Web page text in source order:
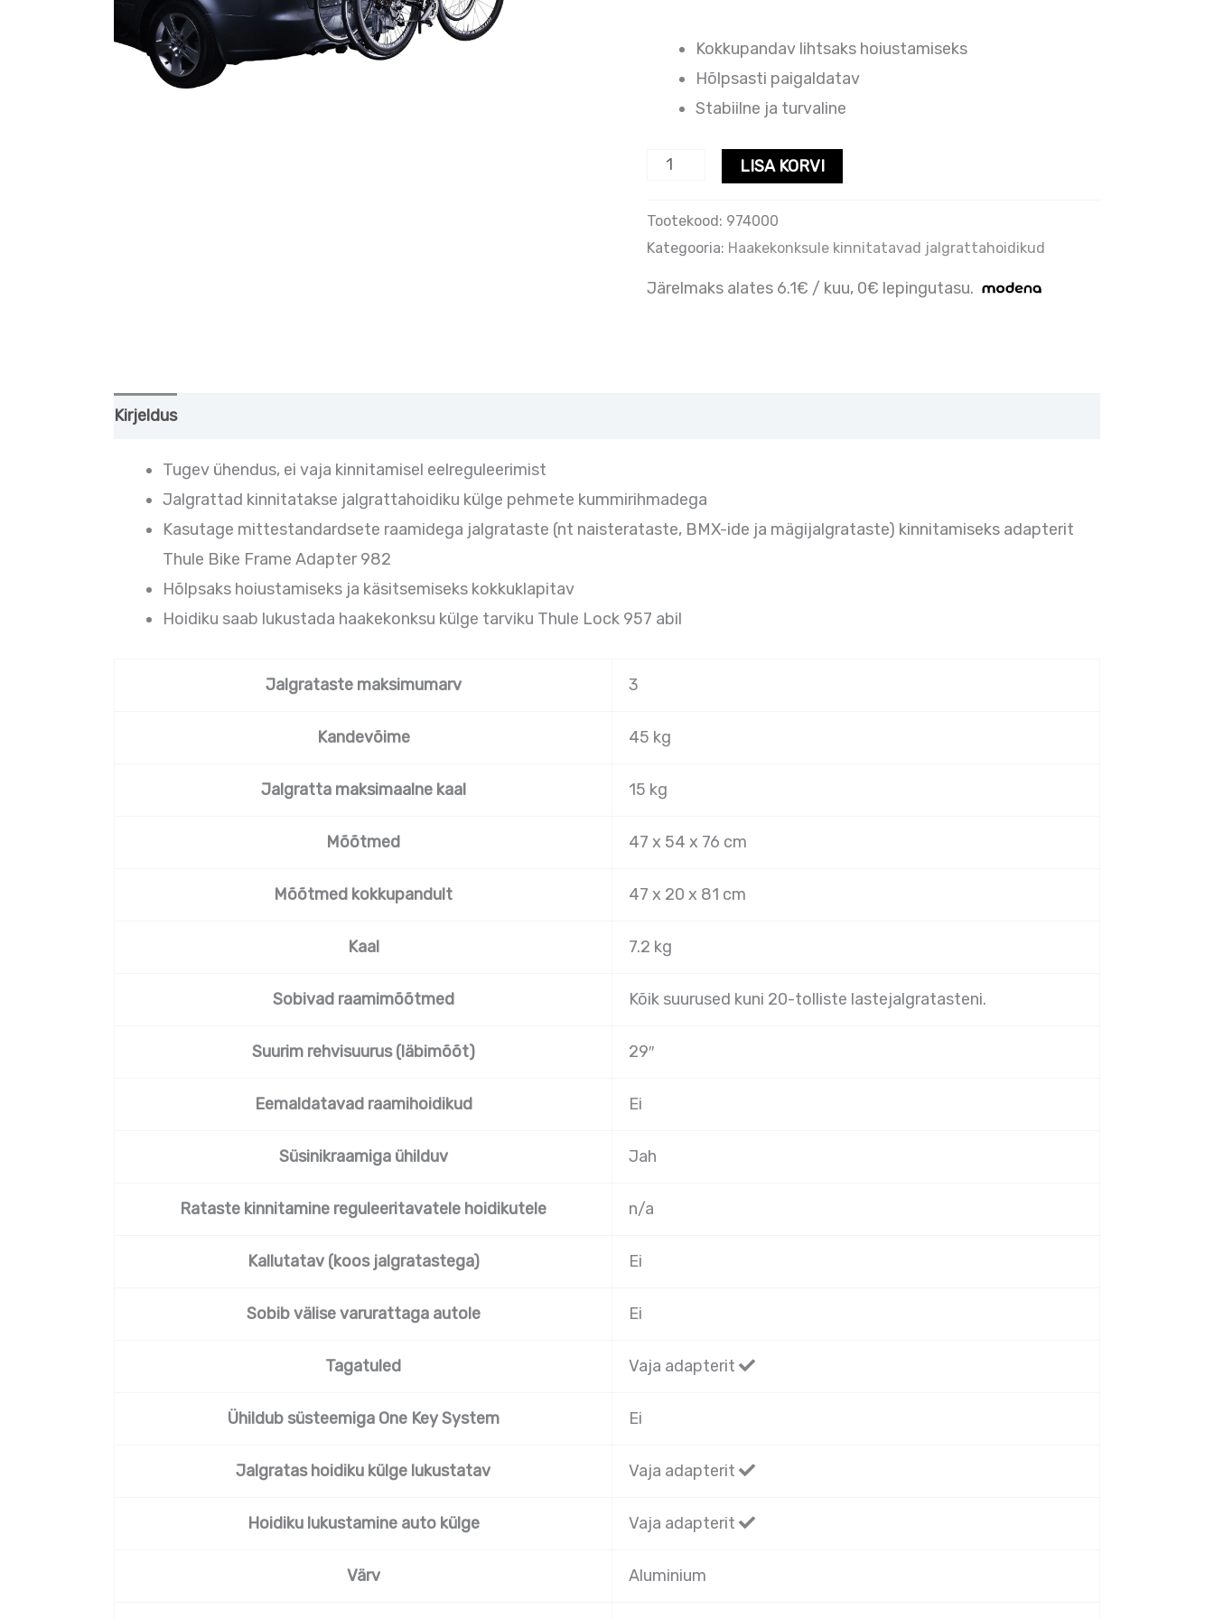
Kokkupandav lihtsaks hoiustamiseks
Hõlpsasti paigaldatav
Stabiilne ja turvaline
LISA KORVI
Tootekood: 974000
Kategooria: Haakekonksule kinnitatavad jalgrattahoidikud
Järelmaks alates 6.1€ / kuu, 0€ lepingutasu.
Kirjeldus
Tugev ühendus, ei vaja kinnitamisel eelreguleerimist
Jalgrattad kinnitatakse jalgrattahoidiku külge pehmete kummirihmadega
Kasutage mittestandardsete raamidega jalgrataste (nt naisterataste, BMX-ide ja mägijalgrataste) kinnitamiseks adapterit
Thule Bike Frame Adapter 982
Hõlpsaks hoiustamiseks ja käsitsemiseks kokkuklapitav
Hoidiku saab lukustada haakekonksu külge tarviku Thule Lock 957 abil
Jalgrataste maksimumarv 3
Kandevõime 45 kg
Jalgratta maksimaalne kaal 15 kg
Mõõtmed 47 x 54 x 76 cm
Mõõtmed kokkupandult 47 x 20 x 81 cm
Kaal 7.2 kg
Sobivad raamimõõtmed Kõik suurused kuni 20-tolliste lastejalgratasteni.
Suurim rehvisuurus (läbimõõt) 29″
Eemaldatavad raamihoidikud Ei
Süsinikraamiga ühilduv Jah
Rataste kinnitamine reguleeritavatele hoidikutele n/a
Kallutatav (koos jalgratastega) Ei
Sobib välise varurattaga autole Ei
Tagatuled Vaja adapterit
Ühildub süsteemiga One Key System Ei
Jalgratas hoidiku külge lukustatav Vaja adapterit
Hoidiku lukustamine auto külge Vaja adapterit
Värv Aluminium